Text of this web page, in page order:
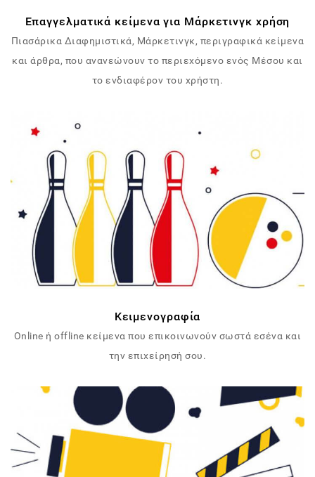
Επαγγελματικά κείμενα για Μάρκετινγκ χρήση
Πιασάρικα Διαφημιστικά, Μάρκετινγκ, περιγραφικά κείμενα
και άρθρα, που ανανεώνουν το περιεχόμενο ενός Μέσου και
το ενδιαφέρον του χρήστη.
Κειμενογραφία
Online ή offline κείμενα που επικοινωνούν σωστά εσένα και
την επιχείρησή σου.